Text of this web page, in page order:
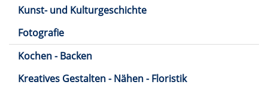
Kunst- und Kulturgeschichte
Fotografie
Kochen - Backen
Kreatives Gestalten - Nähen - Floristik